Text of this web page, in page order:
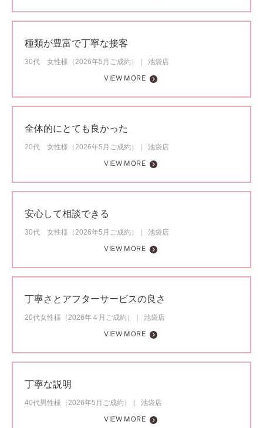
種類が豊富で丁寧な接客
30代 女性様（2026年5月ご成約）
池袋店
VIEW MORE
全体的にとても良かった
20代 女性様（2026年5月ご成約）
池袋店
VIEW MORE
安心して相談できる
30代 女性様（2026年5月ご成約）
池袋店
VIEW MORE
丁寧さとアフターサービスの良さ
20代女性様（2026年４月ご成約）
池袋店
VIEW MORE
丁寧な説明
40代男性様（2026年5月ご成約）
池袋店
VIEW MORE